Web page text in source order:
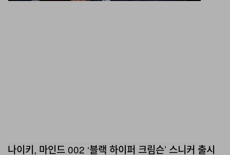
나이키, 마인드 002 ‘블랙 하이퍼 크림슨’ 스니커 출시